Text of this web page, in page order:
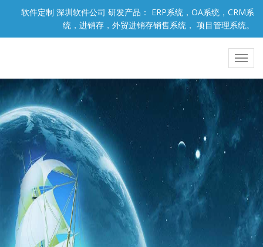
软件定制 深圳软件公司 研发产品： ERP系统，OA系统，CRM系
统，进销存，外贸进销存销售系统， 项目管理系统。